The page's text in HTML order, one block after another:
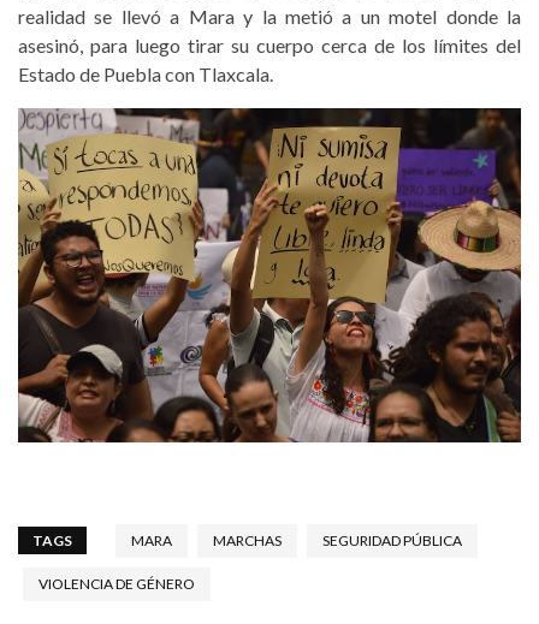
realidad se llevó a Mara y la metió a un motel donde la
asesinó, para luego tirar su cuerpo cerca de los límites del
Estado de Puebla con Tlaxcala.
TAGS MARA MARCHAS SEGURIDAD PÚBLICA
VIOLENCIA DE GÉNERO